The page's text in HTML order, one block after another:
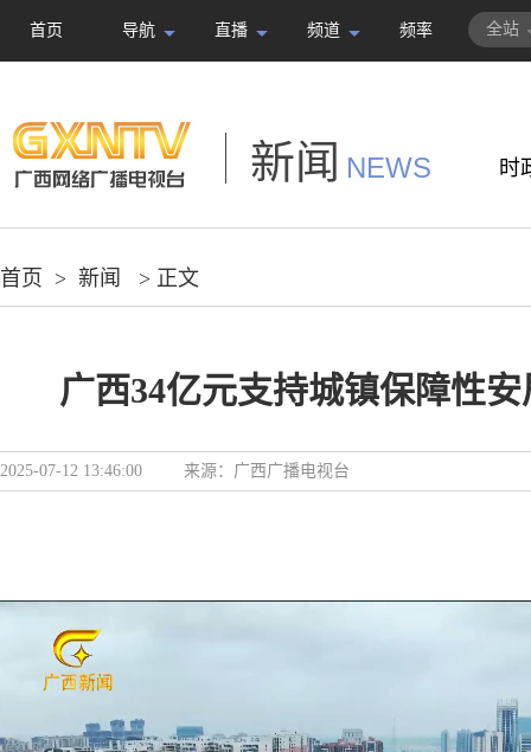
首页 导航 直播 频道 频率 全站
新闻 NEWS 时
首页 > 新闻 > 正文
广西34亿元支持城镇保障性
2025-07-12 13:46:00 来源： 广西广播电视台